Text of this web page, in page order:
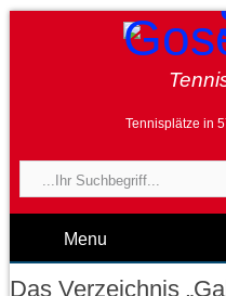
Tennisplätze in
Menu
Das Verzeichnis